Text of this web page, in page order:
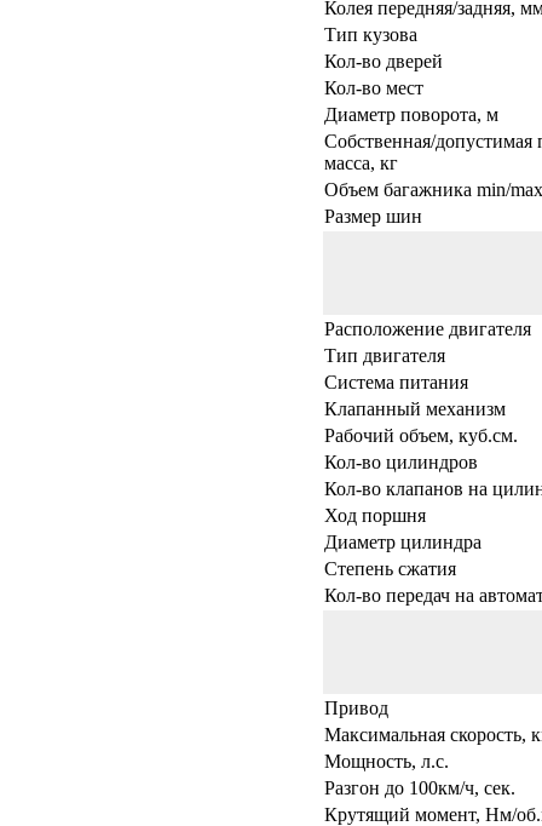
Колея передняя/задняя,
Тип кузова
Кол-во дверей
Кол-во мест
Диаметр поворота, м
Собственная/допустимая
масса, кг
Объем багажника min/
Размер шин
Расположение двигателя
Тип двигателя
Система питания
Клапанный механизм
Рабочий объем, куб.см.
Кол-во цилиндров
Кол-во клапанов на
Ход поршня
Диаметр цилиндра
Степень сжатия
Кол-во передач на
Привод
Максимальная скорость,
Мощность, л.с.
Разгон до 100км/ч, сек.
Крутящий момент, Нм/